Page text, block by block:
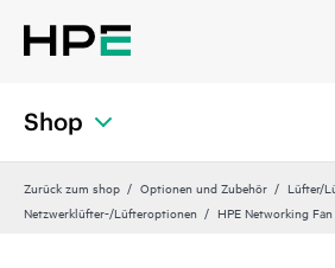
Shop
Zurück zum shop Optionen und Zubehör
Lüfter/
Netzwerklüfter-/Lüfteroptionen
HPE Networking